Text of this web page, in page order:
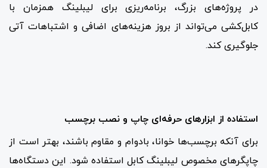
در پروژه‌های بزرگ، برنامه‌ریزی برای لیبلینگ همزمان با
کابل‌کشی می‌تواند از بروز هزینه‌های اضافی و اشتباهات آتی
جلوگیری کند.
استفاده از ابزارهای حرفه‌ای چاپ و نصب برچسب
برای آنکه برچسب‌ها خوانا، بادوام و مقاوم باشند، بهتر است از
چاپگرهای مخصوص لیبلینگ کابل استفاده شود. این دستگاه‌ها